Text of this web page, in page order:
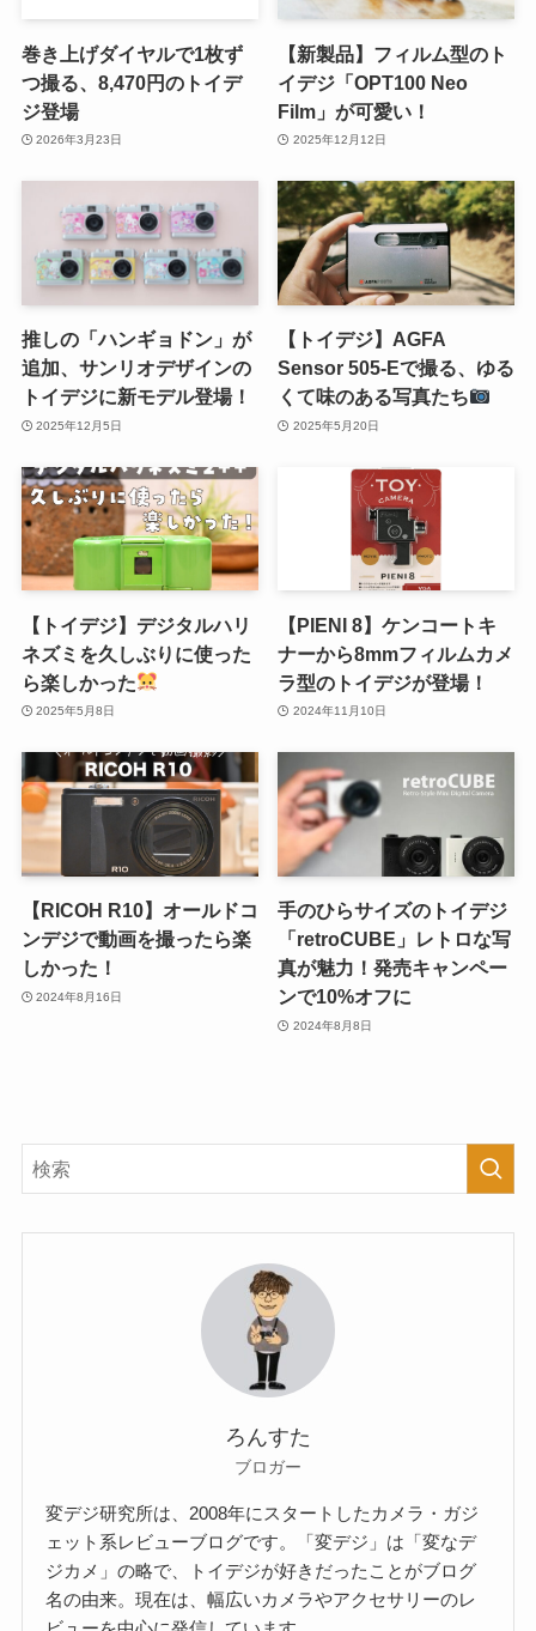
巻き上げダイヤルで1枚ず
つ撮る、8,470円のトイデ
ジ登場
2026年3月23日
【新製品】フィルム型のト
イデジ「OPT100 Neo
Film」が可愛い！
2025年12月12日
推しの「ハンギョドン」が
追加、サンリオデザインの
トイデジに新モデル登場！
2025年12月5日
【トイデジ】AGFA
Sensor 505-Eで撮る、ゆる
くて味のある写真たち
2025年5月20日
【トイデジ】デジタルハリ
ネズミを久しぶりに使った
ら楽しかった
2025年5月8日
【PIENI 8】ケンコートキ
ナーから8mmフィルムカメ
ラ型のトイデジが登場！
2024年11月10日
【RICOH R10】オールドコ
ンデジで動画を撮ったら楽
しかった！
2024年8月16日
手のひらサイズのトイデジ
「retroCUBE」レトロな写
真が魅力！発売キャンペー
ンで10%オフに
2024年8月8日
ろんすた
ブロガー
変デジ研究所は、2008年にスタートしたカメラ・ガジ
ェット系レビューブログです。「変デジ」は「変なデ
ジカメ」の略で、トイデジが好きだったことがブログ
名の由来。現在は、幅広いカメラやアクセサリーのレ